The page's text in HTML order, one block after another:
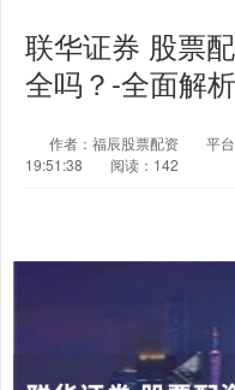
联华证券 股票
全吗？-全面解析
作者：福辰股票配资 平
19:51:38
阅读：142